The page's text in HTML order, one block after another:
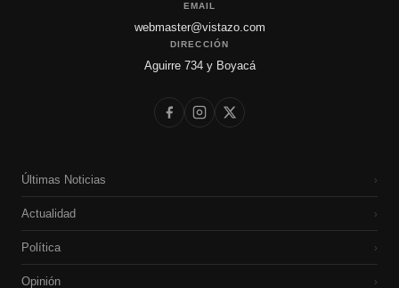
EMAIL
webmaster@vistazo.com
DIRECCIÓN
Aguirre 734 y Boyacá
Últimas Noticias ›
Actualidad ›
Política ›
Opinión ›